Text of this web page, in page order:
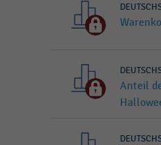
Anteil